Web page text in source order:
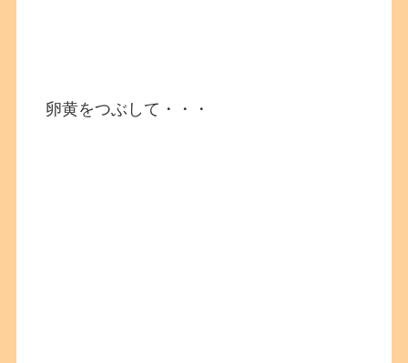
卵黄をつぶして・・・